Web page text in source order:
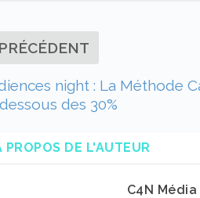
PRÉCÉDENT
night : La Méthode
des 30%
PROPOS DE L'AUTEUR
C4N